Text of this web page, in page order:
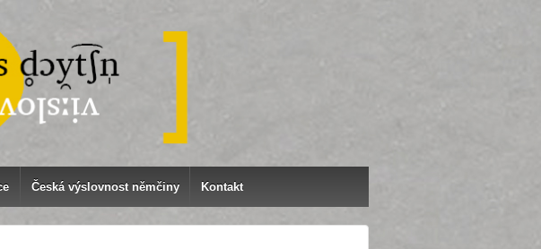
Česká výslovnost němčiny Kontakt